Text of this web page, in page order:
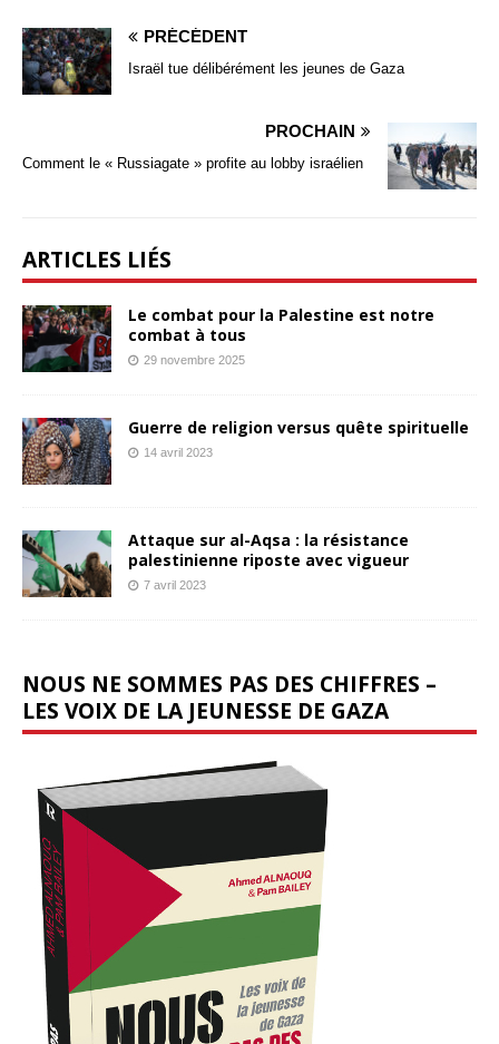
PRÉCÉDENT
Israël tue délibérément les jeunes de Gaza
PROCHAIN
Comment le « Russiagate » profite au lobby israélien
ARTICLES LIÉS
Le combat pour la Palestine est notre
combat à tous
29 novembre 2025
Guerre de religion versus quête spirituelle
14 avril 2023
Attaque sur al-Aqsa : la résistance
palestinienne riposte avec vigueur
7 avril 2023
NOUS NE SOMMES PAS DES CHIFFRES –
LES VOIX DE LA JEUNESSE DE GAZA